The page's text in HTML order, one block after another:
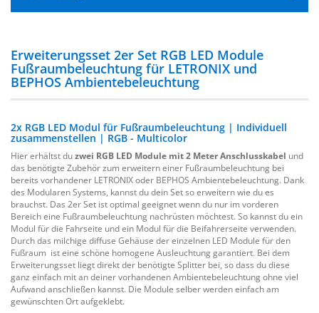
Erweiterungsset 2er Set RGB LED Module
Fußraumbeleuchtung für LETRONIX und
BEPHOS Ambientebeleuchtung
2x RGB LED Modul für Fußraumbeleuchtung | Individuell
zusammenstellen | RGB - Multicolor
Hier erhältst duzwei RGB LED Module mit 2 Meter Anschlusskabel und
das benötigte Zubehör zum erweitern einer Fußraumbeleuchtung bei
bereits vorhandener LETRONIX oder BEPHOS Ambientebeleuchtung. Dank
des Modularen Systems, kannst du dein Set so erweitern wie du es
brauchst. Das 2er Set ist optimal geeignet wenn du nur im vorderen
Bereich eine Fußraumbeleuchtung nachrüsten möchtest. So kannst du ein
Modul für die Fahrseite und ein Modul für die Beifahrerseite verwenden.
Durch das milchige diffuse Gehäuse der einzelnen LED Module für den
Fußraum ist eine schöne homogene Ausleuchtung garantiert. Bei dem
Erweiterungsset liegt direkt der benötigte Splitter bei, so dass du diese
ganz einfach mit an deiner vorhandenen Ambientebeleuchtung ohne viel
Aufwand anschließen kannst. Die Module selber werden einfach am
gewünschten Ort aufgeklebt.